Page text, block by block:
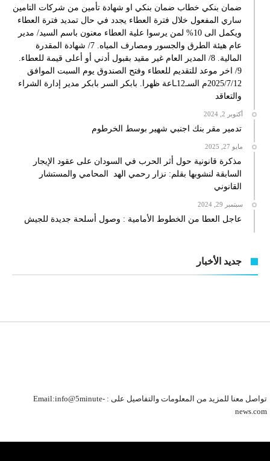
ضمان بنكي خطاب ضمان بنكي او شهادة تأمين من شركات التامين
ساري المفعول خلال فترة العطاء يجدد في حال تمديد فترة العطاء
ويكمل الى 10% لمن يرسوا علية العطاء معنون باسم السيد/ مدير
عام هيئة الطرق والجسور ومصارف المياه. 7/ شهادة المقدرة
المالية. 8/ المدير العام غير مقيد بقبول أدني أو أعلى قيمة للعطاء.
9/ اخر موعد للتقديم للعطاء وفتح الصندوق يوم السبت الموافق
2025/7/12م السـ12ـاعة ظهرا. بابكر السر بابكر مدير إدارة الشراء
والتعاقد
أكتوبر 2, 2024
تدمير مقر بنك اجنبي شهير بوسط الخرطوم
مايو 27, 2025
مذكرة قانونية حول أثر الحرب في السودان على عقود الإيجار
السابقة لنشوبها بقلم: نزار رحمي الهد المحامي والمستشار
القانوني
سبتمبر 29, 2024
عاجل العطا من الخطوط الأمامية : وصول أسلحة جديدة للجيش
جديد الأخبار
تواصل معنا للمزيد من المعلومات والتفاصيل على : Email:info@5minute-
news.com